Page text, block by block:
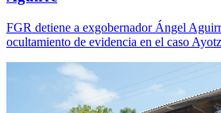
FGR detiene a exgobernador Ángel
ocultamiento de evidencia en el caso